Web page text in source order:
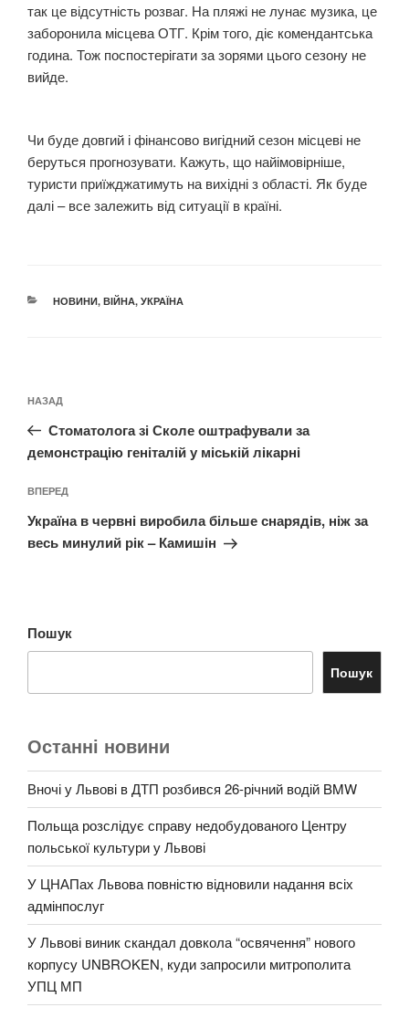
так це відсутність розваг. На пляжі не лунає музика, це
заборонила місцева ОТГ. Крім того, діє комендантська
година. Тож поспостерігати за зорями цього сезону не
вийде.
Чи буде довгий і фінансово вигідний сезон місцеві не
беруться прогнозувати. Кажуть, що найімовірніше,
туристи приїжджатимуть на вихідні з області. Як буде
далі – все залежить від ситуації в країні.
КАТЕГОРІЇ
НОВИНИ, ВІЙНА, УКРАЇНА
записів
Попередній
запис:
НАЗАД
Стоматолога зі Сколе оштрафували за
демонстрацію геніталій у міській лікарні
Наступний
запис
ВПЕРЕД
Україна в червні виробила більше снарядів, ніж за
весь минулий рік – Камишін
Пошук
Пошук
Останні новини
Вночі у Львові в ДТП розбився 26-річний водій BMW
Польща розслідує справу недобудованого Центру
польської культури у Львові
У ЦНАПах Львова повністю відновили надання всіх
адмінпослуг
У Львові виник скандал довкола “освячення” нового
корпусу UNBROKEN, куди запросили митрополита
УПЦ МП